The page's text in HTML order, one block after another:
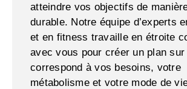
atteindre vos objectifs de
durable. Notre équipe d’experts
et en fitness travaille en étroite
avec vous pour créer un plan sur
correspond à vos besoins, votre
métabolisme et votre mode de